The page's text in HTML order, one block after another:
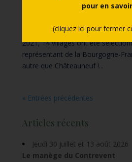
pour en
(cliquez ici pour fermer
L’emblématique émission
sont ouverts jusqu’au 25 mars.
2021, 14 villages ont été
représentant de la Bourgogne-
autre que Châteauneuf !...
« Entrées précédentes
Articles récents
Jeudi 30 juillet et 13 août 2026
Le manège du Contrevent